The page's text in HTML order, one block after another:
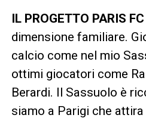
IL PROGETTO PARIS FC
dimensione familiare.
calcio come nel mio
ottimi giocatori come
Berardi. Il Sassuolo è
siamo a Parigi che